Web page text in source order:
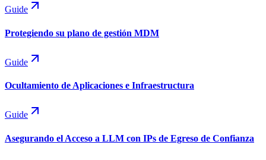
Guide
Protegiendo su plano de gestión MDM
Guide
Ocultamiento de Aplicaciones e Infraestructura
Guide
Asegurando el Acceso a LLM con IPs de Egreso de Confianza